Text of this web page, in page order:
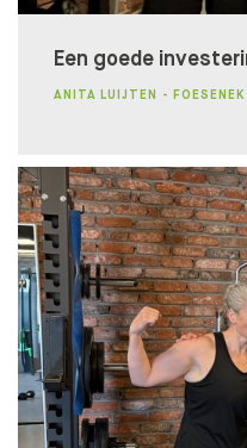
Een goede
ANITA LUIJTEN - FOESENEK